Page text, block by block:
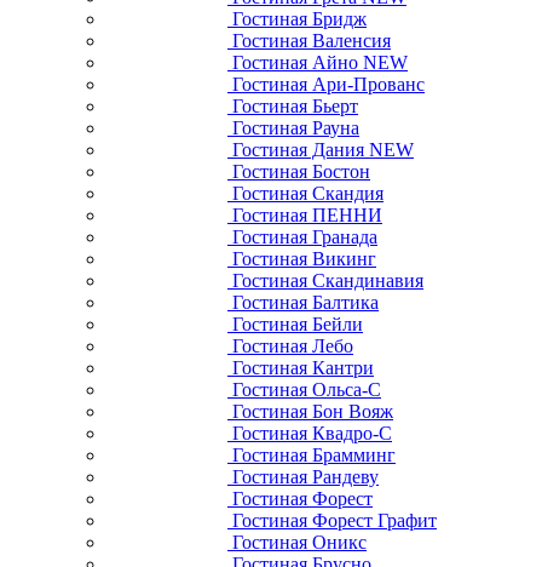
Гостиная Бридж
Гостиная Валенсия
Гостиная Айно NEW
Гостиная Ари-Прованс
Гостиная Бьерт
Гостиная Рауна
Гостиная Дания NEW
Гостиная Бостон
Гостиная Скандия
Гостиная ПЕННИ
Гостиная Гранада
Гостиная Викинг
Гостиная Скандинавия
Гостиная Балтика
Гостиная Бейли
Гостиная Лебо
Гостиная Кантри
Гостиная Ольса-С
Гостиная Бон Вояж
Гостиная Квадро-С
Гостиная Брамминг
Гостиная Рандеву
Гостиная Форест
Гостиная Форест Графит
Гостиная Оникс